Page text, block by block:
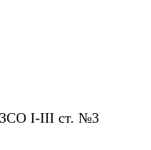
І-ІІІ ст. №3